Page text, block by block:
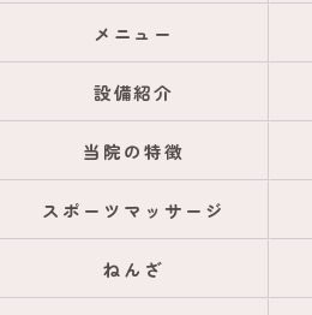
メニュー
設備紹介
当院の特徴
スポーツマッサージ
ねんざ